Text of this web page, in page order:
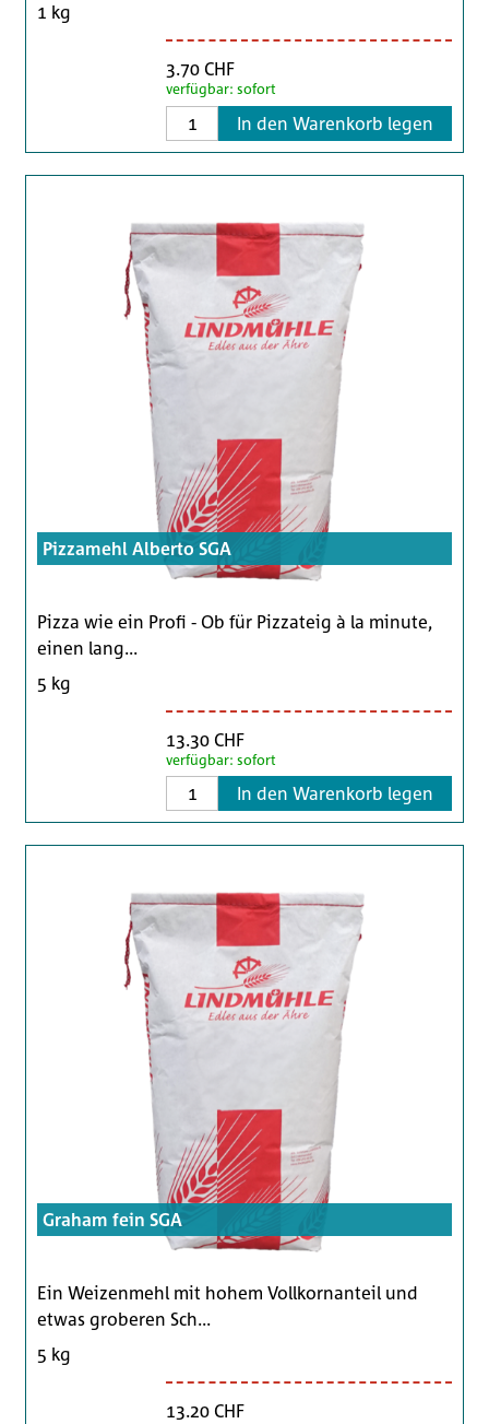
1 kg
3.70 CHF
verfügbar: sofort
In den Warenkorb legen
Pizzamehl Alberto SGA
Pizza wie ein Profi - Ob für Pizzateig à la minute,
einen lang...
5 kg
13.30 CHF
verfügbar: sofort
In den Warenkorb legen
Graham fein SGA
Ein Weizenmehl mit hohem Vollkornanteil und
etwas groberen Sch...
5 kg
13.20 CHF